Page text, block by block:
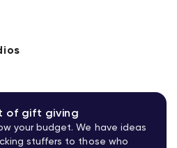
of gift giving
your budget. We have ideas
stuffers to those who